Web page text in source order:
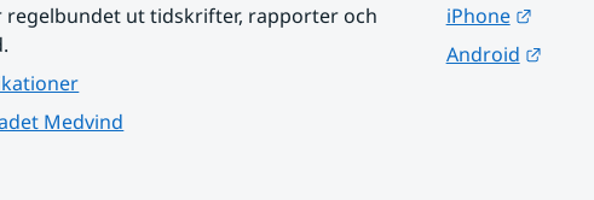
regelbundet ut tidskrifter, rapporter och
Medvind
iPhone
Länk
Android
Länk